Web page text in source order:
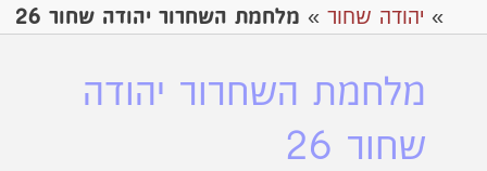
» יהודה שחור » מלחמת השחרור יהודה שחור 26
מלחמת השחרור יהודה
שחור 26